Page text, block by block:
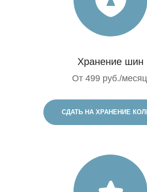
Хранение шин
От 499 руб./месяц
СДАТЬ НА ХРАНЕНИЕ